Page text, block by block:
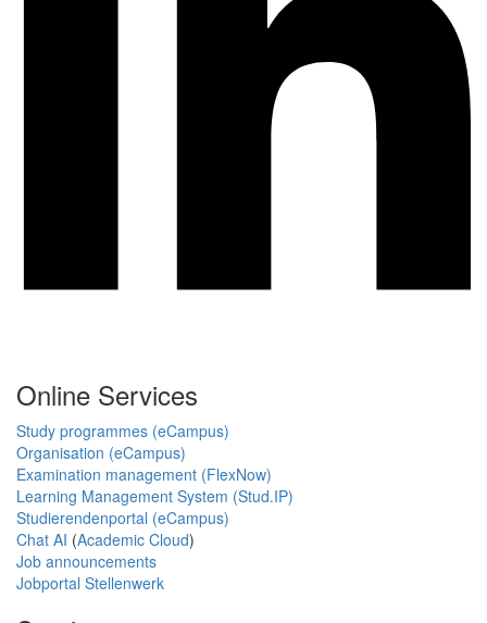
Online Services
Study programmes (eCampus)
Organisation (eCampus)
Examination management (FlexNow)
Learning Management System (Stud.IP)
Studierendenportal (eCampus)
Chat AI (Academic Cloud)
Job announcements
Jobportal Stellenwerk